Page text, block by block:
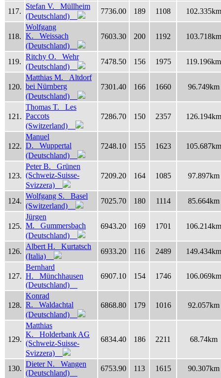
117.
Stefan V. Müllheim
(Deutschland)
7736.00 189 1108 102.335km
118.
Wolfgang
K. Weissach
(Deutschland)
7603.30 200 1192 103.718km
119.
Ritchy O. Wehr
(Deutschland)
7478.50 156 1975 119.196km
120.
Matthias M. Altdorf
bei Nürnberg
(Deutschland)
7301.40 166 1660 96.749km
121.
Thomas T. Les
Paccots
(Switzerland)
7286.70 150 2357 126.194km
122.
Manuel
D. Wuppertal
(Deutschland)
7248.10 155 1623 105.687km
123.
Peter B. Grünen
(Schweiz-Suisse-
Svizzera)
7209.20 164 1085 97.897km
124.
Wolfgang S. Basel
(Switzerland)
7025.70 180 1114 85.664km
125.
Jürgen
M. Gummersbach
(Deutschland)
6943.20 169 1701 106.214km
126.
Albert H. Kurtatsch
(Italia)
6933.20 116 2489 149.434km
127.
Bernhard
H. Münchhausen
(Deutschland)
6907.10 154 1746 106.069km
128.
Konrad
R. Waldachtal
(Deutschland)
6868.80 179 1016 92.057km
129.
Matthias
K. Holderbank AG
(Schweiz-Suisse-
Svizzera)
6834.40 186 2211 68.74km
130.
Dieter N. Wangen
(Deutschland)
6753.90 113 1615 90.307km